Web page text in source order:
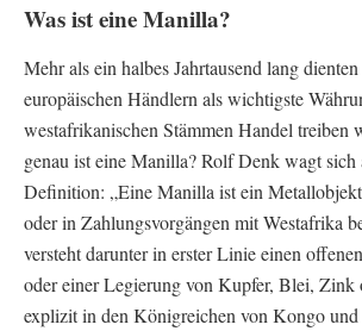
Was ist eine Manilla?
Mehr als ein halbes Jahrtausend lang
europäischen Händlern als wichtigste
westafrikanischen Stämmen Handel treiben
genau ist eine Manilla? Rolf Denk wagt sich
Definition: „Eine Manilla ist ein
oder in Zahlungsvorgängen mit Westafrika
versteht darunter in erster Linie einen
oder einer Legierung von Kupfer, Blei, Zink
explizit in den Königreichen von Kongo